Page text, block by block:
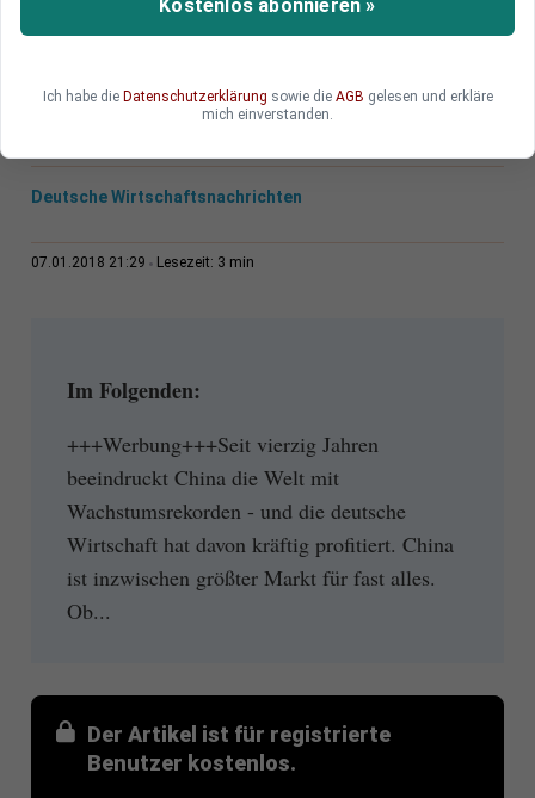
Die Verschuldung chinesischer Unternehmen
Wirtschaft hat von der Kreditaufnahme profitiert.
Deutsche Wirtschaftsnachrichten
07.01.2018 21:29 Lesezeit: 3 min
Im Folgenden:
+++Werbung+++Seit vierzig Jahren
beeindruckt China die Welt mit
Wachstumsrekorden - und die deutsche
Wirtschaft hat davon kräftig profitiert. China
ist inzwischen größter Markt für fast alles.
Ob...
Der Artikel ist für registrierte
Benutzer kostenlos.
Kostenlos abonnieren »
Ich habe die Datenschutzerklärung sowie die AGB gelesen und erkläre
mich einverstanden.